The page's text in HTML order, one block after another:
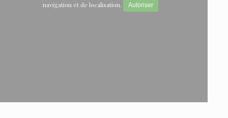
navigation et de localisation.
Autoriser